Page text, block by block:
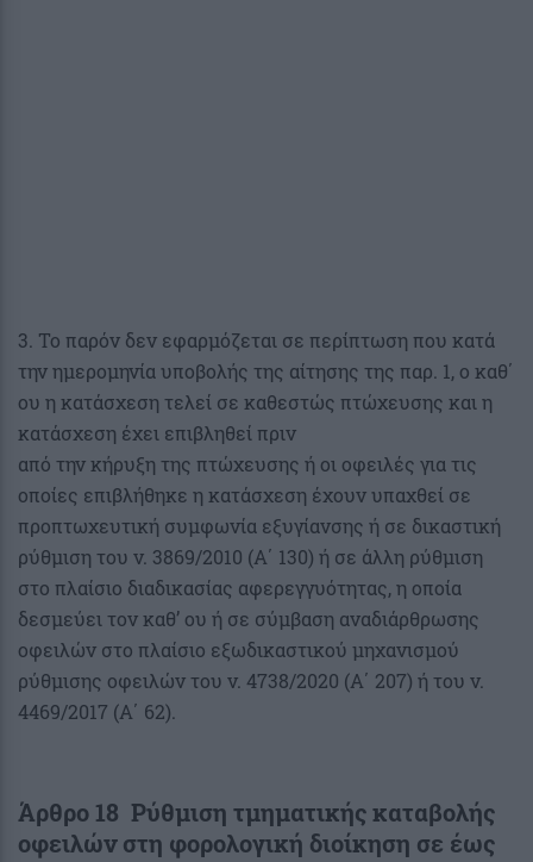
3. Το παρόν δεν εφαρμόζεται σε περίπτωση που κατά
την ημερομηνία υποβολής της αίτησης της παρ. 1, ο καθ΄
ου η κατάσχεση τελεί σε καθεστώς πτώχευσης και η
κατάσχεση έχει επιβληθεί πριν
από την κήρυξη της πτώχευσης ή οι οφειλές για τις
οποίες επιβλήθηκε η κατάσχεση έχουν υπαχθεί σε
προπτωχευτική συμφωνία εξυγίανσης ή σε δικαστική
ρύθμιση του ν. 3869/2010 (Α΄ 130) ή σε άλλη ρύθμιση
στο πλαίσιο διαδικασίας αφερεγγυότητας, η οποία
δεσμεύει τον καθ’ ου ή σε σύμβαση αναδιάρθρωσης
οφειλών στο πλαίσιο εξωδικαστικού μηχανισμού
ρύθμισης οφειλών του ν. 4738/2020 (Α΄ 207) ή του ν.
4469/2017 (Α΄ 62).
Άρθρο 18 Ρύθμιση τμηματικής καταβολής
οφειλών στη φορολογική διοίκηση σε έως